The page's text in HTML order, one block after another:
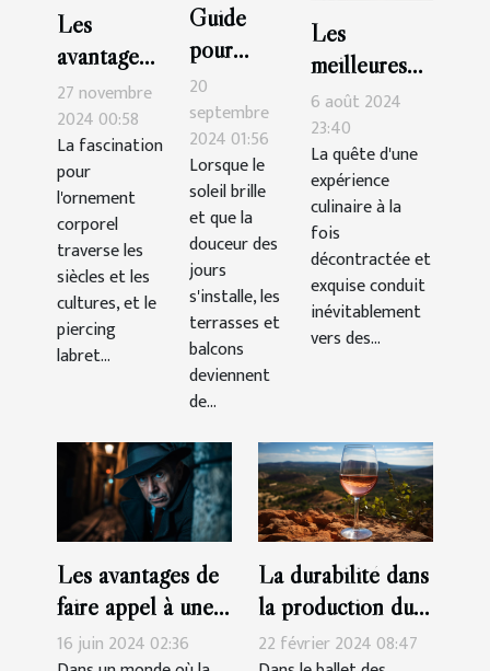
Les
avantages
esthétiques
des
piercings
labret
supérieurs
et
inférieurs
27 novembre
2024 00:58
La fascination
pour
l'ornement
corporel
traverse les
siècles et les
cultures, et le
piercing
labret...
Guide
pour
choisir le
store
banne
parfait
pour
terrasses
et
balcons
20
septembre
2024 01:56
Lorsque le
soleil brille
et que la
douceur des
jours
s'installe, les
terrasses et
balcons
deviennent
de...
Les
meilleures
tables pour
une cuisine
décontractée
et
savoureuse
6 août 2024
23:40
La quête d'une
expérience
culinaire à la
fois
décontractée et
exquise conduit
inévitablement
vers des...
Les avantages de
faire appel à une
agence de
16 juin 2024 02:36
La durabilité dans
la production du
vin rosé Côtes-
22 février 2024 08:47